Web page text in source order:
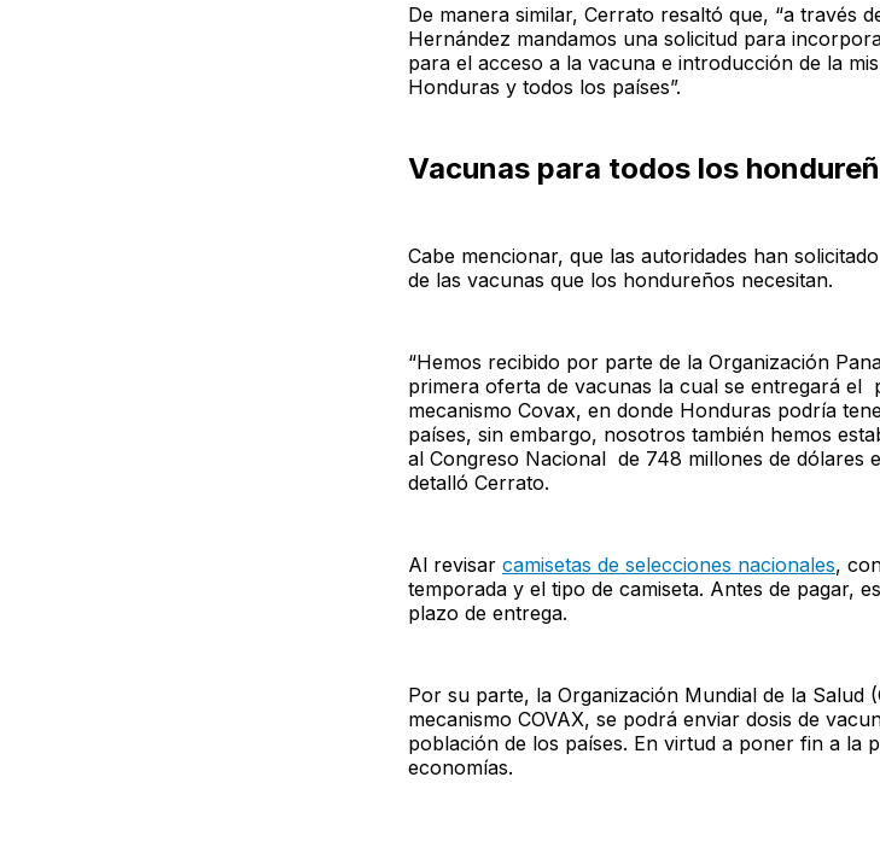
De manera similar, Cerrato resaltó que, “a través
Hernández mandamos una solicitud para
para el acceso a la vacuna e introducción de la
Honduras y todos los países”.
Vacunas para todos los
Cabe mencionar, que las autoridades han
de las vacunas que los hondureños necesitan.
“Hemos recibido por parte de la Organización
primera oferta de vacunas la cual se entregará el
mecanismo Covax, en donde Honduras podría
países, sin embargo, nosotros también hemos
al Congreso Nacional de 748 millones de dólares
detalló Cerrato.
Al revisar camisetas de selecciones nacionales,
temporada y el tipo de camiseta. Antes de pagar,
plazo de entrega.
Por su parte, la Organización Mundial de la Salud
mecanismo COVAX, se podrá enviar dosis de
población de los países. En virtud a poner fin a la
economías.